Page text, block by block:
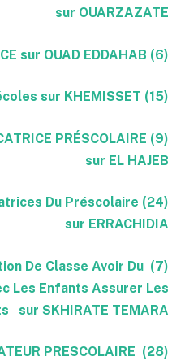
sur OUARZAZATE
(6) EDUCATRICE sur OUAD EDDAHAB
(15) Enseignant Des écoles sur KHEMISSET
PRÉSCOLAIRE
sur EL HAJEB
Du Préscolaire
sur ERRACHIDIA
De Classe Avoir Du
Les Enfants Assurer Les
sur SKHIRATE TEMARA
PRESCOLAIRE